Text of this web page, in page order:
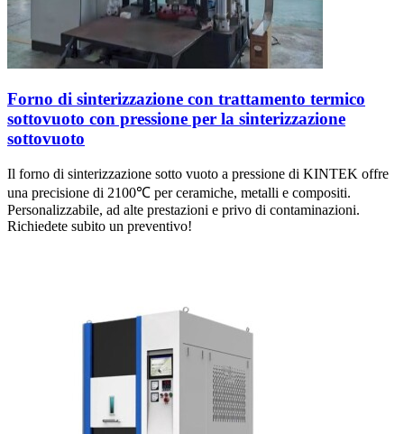
Forno di sinterizzazione con trattamento termico
sottovuoto con pressione per la sinterizzazione
sottovuoto
Il forno di sinterizzazione sotto vuoto a pressione di KINTEK offre
una precisione di 2100℃ per ceramiche, metalli e compositi.
Personalizzabile, ad alte prestazioni e privo di contaminazioni.
Richiedete subito un preventivo!